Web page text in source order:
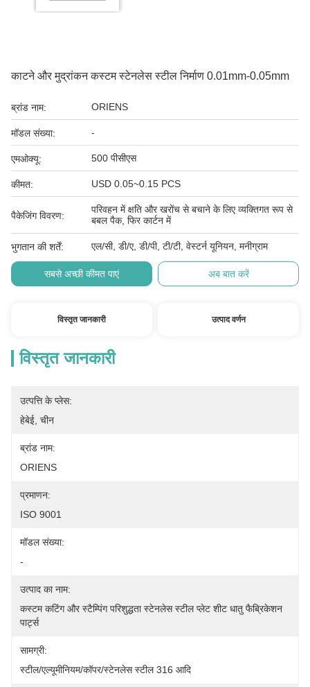
काटने और मुद्रांकन कस्टम स्टेनलेस स्टील निर्माण 0.01mm-0.05mm
ब्रांड नाम: ORIENS
मॉडल संख्या: -
एमओक्यू: 500 पीसीएस
कीमत: USD 0.05~0.15 PCS
पैकेजिंग विवरण:
परिवहन में क्षति और खरोंच से बचाने के लिए व्यक्तिगत रूप से
बबल पैक, फिर कार्टन में
भुगतान की शर्तें: एल/सी, डी/ए, डी/पी, टी/टी, वेस्टर्न यूनियन, मनीग्राम
सबसे अच्छी कीमत पाएं अब बात करें
विस्तृत जानकारी उत्पाद वर्णन
विस्तृत जानकारी
उत्पत्ति के प्लेस:
हेबेई, चीन
ब्रांड नाम:
ORIENS
प्रमाणन:
ISO 9001
मॉडल संख्या:
-
उत्पाद का नाम:
कस्टम कटिंग और स्टैम्पिंग परिशुद्धता स्टेनलेस स्टील प्लेट शीट धातु फैब्रिकेशन
पार्ट्स
सामग्री:
स्टील/एल्यूमीनियम/कॉपर/स्टेनलेस स्टील 316 आदि